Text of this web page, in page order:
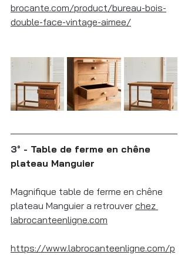
brocante.com/product/bureau-bois-
double-face-vintage-aimee/
3° - Table de ferme en chêne
plateau Manguier
Magnifique table de ferme en chêne
plateau Manguier a retrouver chez
labrocanteenligne.com
https://www.labrocanteenligne.com/p